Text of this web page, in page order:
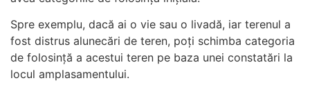
Spre exemplu, dacă ai o vie sau o livadă, iar terenul a
fost distrus alunecări de teren, poți schimba categoria
de folosință a acestui teren pe baza unei constatări la
locul amplasamentului.